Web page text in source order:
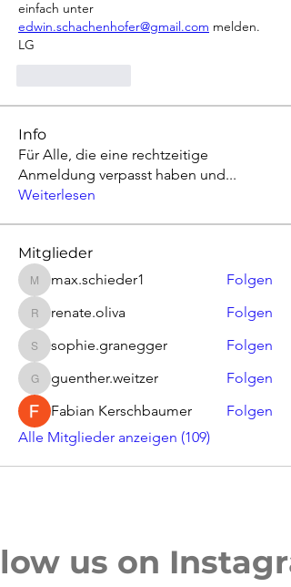
edwin.schachenhofer@gmail.com melden.
LG
Info
Für Alle, die eine rechtzeitige
Anmeldung verpasst haben und...
Weiterlesen
Mitglieder
max.schieder1
max.schieder1 Folgen
renate.oliva
renate.oliva Folgen
sophie.granegger
sophie.granegger Folgen
guenther.weitzer
guenther.weitzer
Folgen
Fabian Kerschbaumer
Folgen
Alle Mitglieder anzeigen (109)
us on